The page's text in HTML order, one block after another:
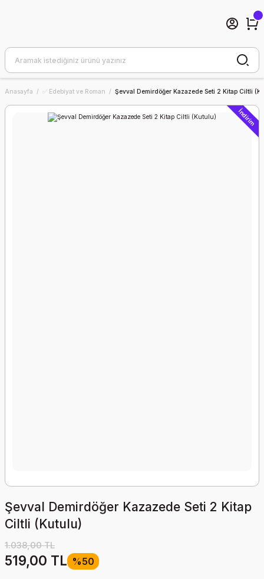
Anasayfa ✅ Edebiyat ve Roman Şevval Demirdöğer Kazazede Seti 2 Kitap Ciltli
İndirim
Şevval Demirdöğer Kazazede Seti 2 Kitap
Ciltli (Kutulu)
1.038,00 TL
519,00 TL %50